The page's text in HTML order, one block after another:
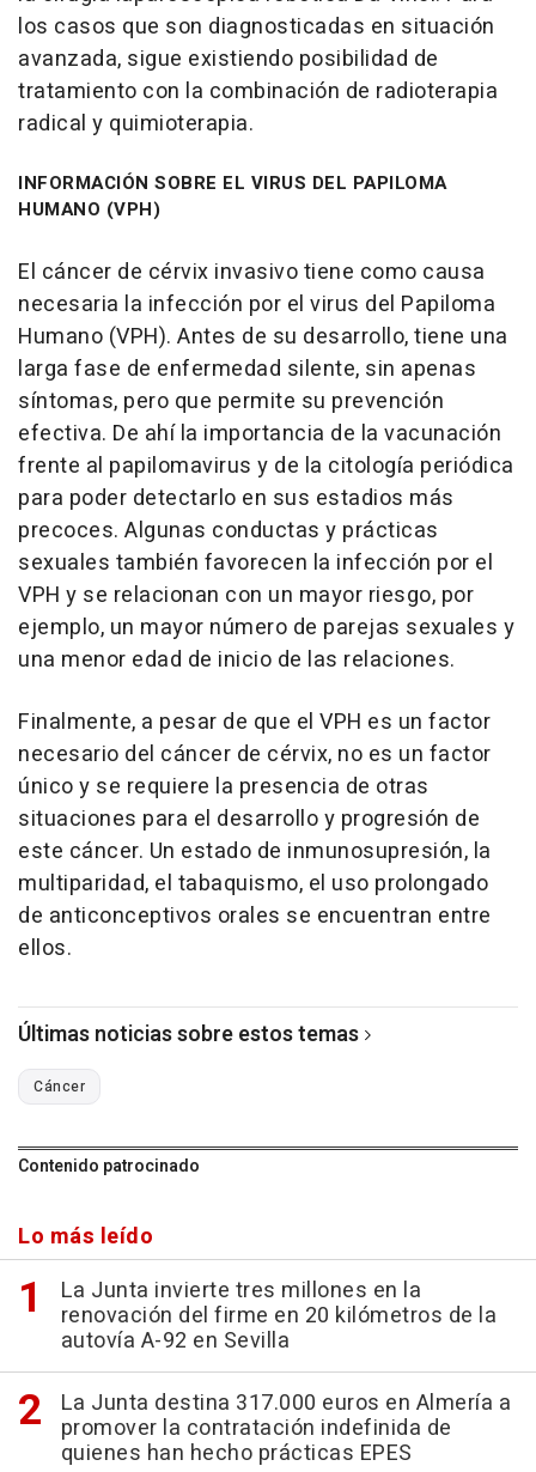
los casos que son diagnosticadas en situación
avanzada, sigue existiendo posibilidad de
tratamiento con la combinación de radioterapia
radical y quimioterapia.
INFORMACIÓN SOBRE EL VIRUS DEL PAPILOMA
HUMANO (VPH)
El cáncer de cérvix invasivo tiene como causa
necesaria la infección por el virus del Papiloma
Humano (VPH). Antes de su desarrollo, tiene una
larga fase de enfermedad silente, sin apenas
síntomas, pero que permite su prevención
efectiva. De ahí la importancia de la vacunación
frente al papilomavirus y de la citología periódica
para poder detectarlo en sus estadios más
precoces. Algunas conductas y prácticas
sexuales también favorecen la infección por el
VPH y se relacionan con un mayor riesgo, por
ejemplo, un mayor número de parejas sexuales y
una menor edad de inicio de las relaciones.
Finalmente, a pesar de que el VPH es un factor
necesario del cáncer de cérvix, no es un factor
único y se requiere la presencia de otras
situaciones para el desarrollo y progresión de
este cáncer. Un estado de inmunosupresión, la
multiparidad, el tabaquismo, el uso prolongado
de anticonceptivos orales se encuentran entre
ellos.
Últimas noticias sobre estos temas
Cáncer
Contenido patrocinado
Lo más leído
La Junta invierte tres millones en la
renovación del firme en 20 kilómetros de la
autovía A-92 en Sevilla
La Junta destina 317.000 euros en Almería a
promover la contratación indefinida de
quienes han hecho prácticas EPES